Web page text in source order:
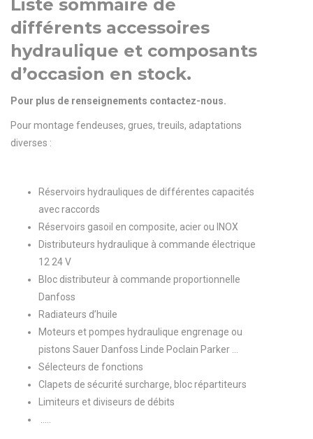
Liste sommaire de
différents accessoires
hydraulique et composants
d’occasion en stock.
Pour plus de renseignements contactez-nous.
Pour montage fendeuses, grues, treuils, adaptations
diverses :
Réservoirs hydrauliques de différentes capacités
avec raccords
Réservoirs gasoil en composite, acier ou INOX
Distributeurs hydraulique à commande électrique
12 24 V
Bloc distributeur à commande proportionnelle
Danfoss
Radiateurs d’huile
Moteurs et pompes hydraulique engrenage ou
pistons Sauer Danfoss Linde Poclain Parker …
Sélecteurs de fonctions
Clapets de sécurité surcharge, bloc répartiteurs
Limiteurs et diviseurs de débits